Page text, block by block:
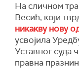
На сличном
Весић, који
никакву нову
усвојила
Уставног суда
правна